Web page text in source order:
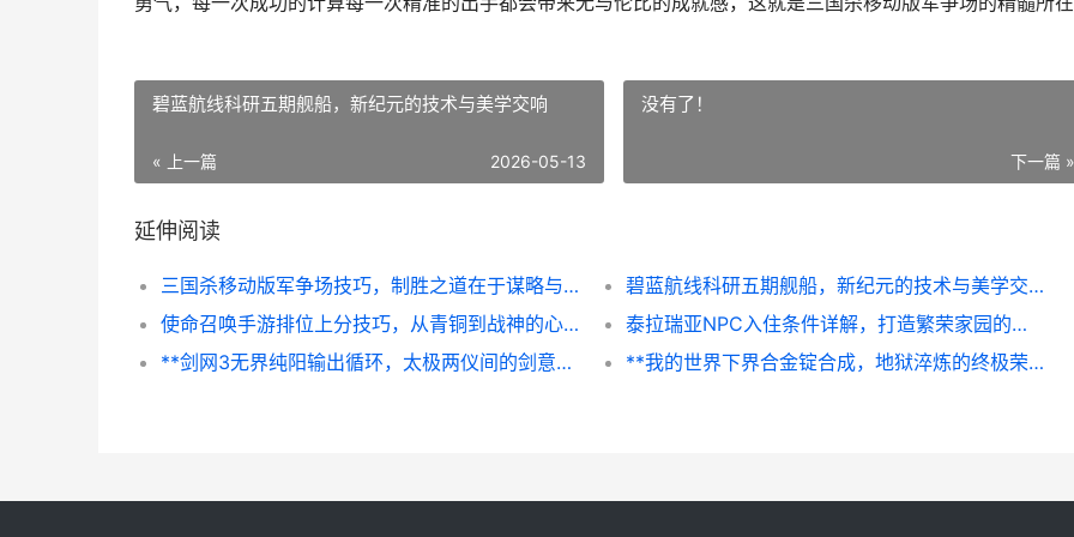
碧蓝航线科研五期舰船，新纪元的技术与美学交响
« 上一篇 2026-05-13
没有了！
下一篇 »
延伸阅读
三国杀移动版军争场技巧，制胜之道在于谋略与应变
碧蓝航线科研五期舰船，新纪元的技术与美学交响
使命召唤手游排位上分技巧，从青铜到战神的心路历程
泰拉瑞亚NPC入住条件详解，打造繁荣家园的秘诀
**剑网3无界纯阳输出循环，太极两仪间的剑意流转**
**我的世界下界合金锭合成，地狱淬炼的终极荣耀**